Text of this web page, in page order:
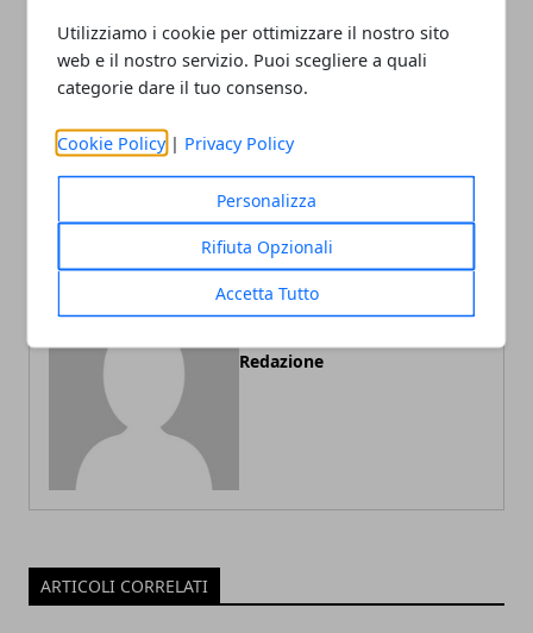
Utilizziamo i cookie per ottimizzare il nostro sito
web e il nostro servizio. Puoi scegliere a quali
categorie dare il tuo consenso.
Cookie Policy | Privacy Policy
Personalizza
Rifiuta Opzionali
Accetta Tutto
Arriva Nylla, il nuovo gioco
per IOS
Dal 3 al 5 Ottobre 2014
Redazione
ARTICOLI CORRELATI